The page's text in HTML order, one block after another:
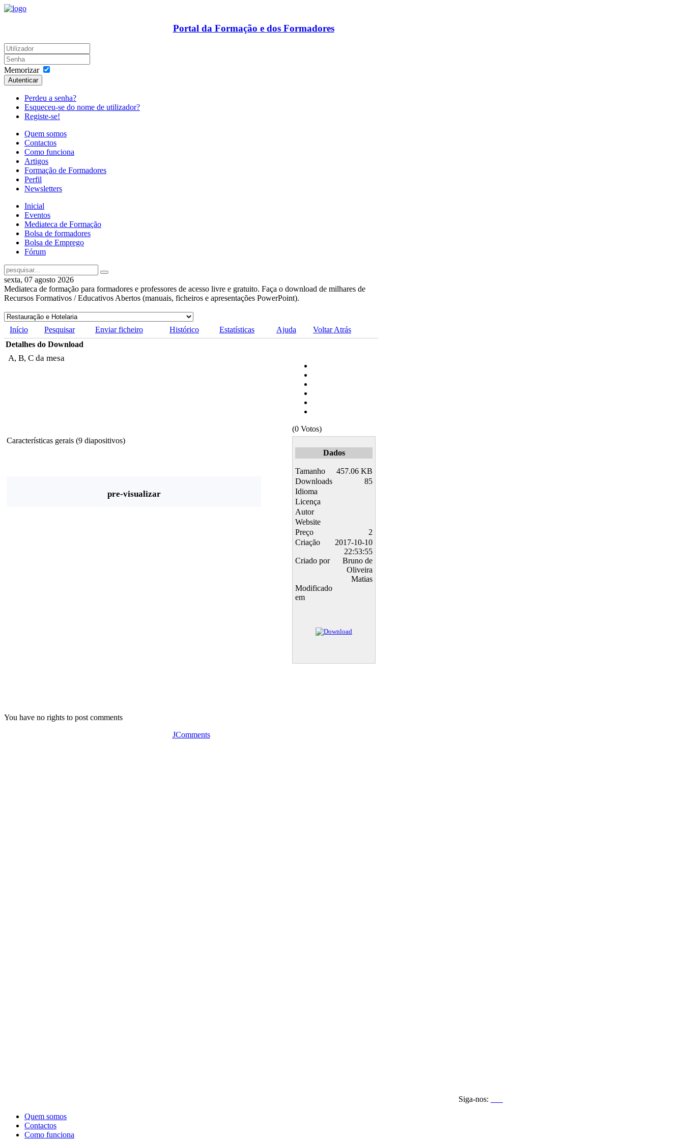
Portal da Formação e dos Formadores
Memorizar
Autenticar
Perdeu a senha?
Esqueceu-se do nome de utilizador?
Registe-se!
Quem somos
Contactos
Como funciona
Artigos
Formação de Formadores
Perfil
Newsletters
Inicial
Eventos
Mediateca de Formação
Bolsa de formadores
Bolsa de Emprego
Fórum
sexta, 07 agosto 2026
Mediateca de formação para formadores e professores de acesso livre e gratuito. Faça o download de milhares de
Recursos Formativos / Educativos Abertos (manuais, ficheiros e apresentações PowerPoint).
Início Pesquisar Enviar ficheiro Histórico Estatísticas Ajuda
Voltar Atrás
Detalhes do Download
A, B, C da mesa
(0 Votos)
Características gerais (9 diapositivos)
pre-visualizar
Dados
Tamanho
457.06 KB
Downloads
85
Idioma
Licença
Autor
Website
Preço
2
Criação
2017-10-10
22:53:55
Criado por
Bruno de
Oliveira
Matias
Modificado
em
You have no rights to post comments
JComments
Siga-nos:
Quem somos
Contactos
Como funciona